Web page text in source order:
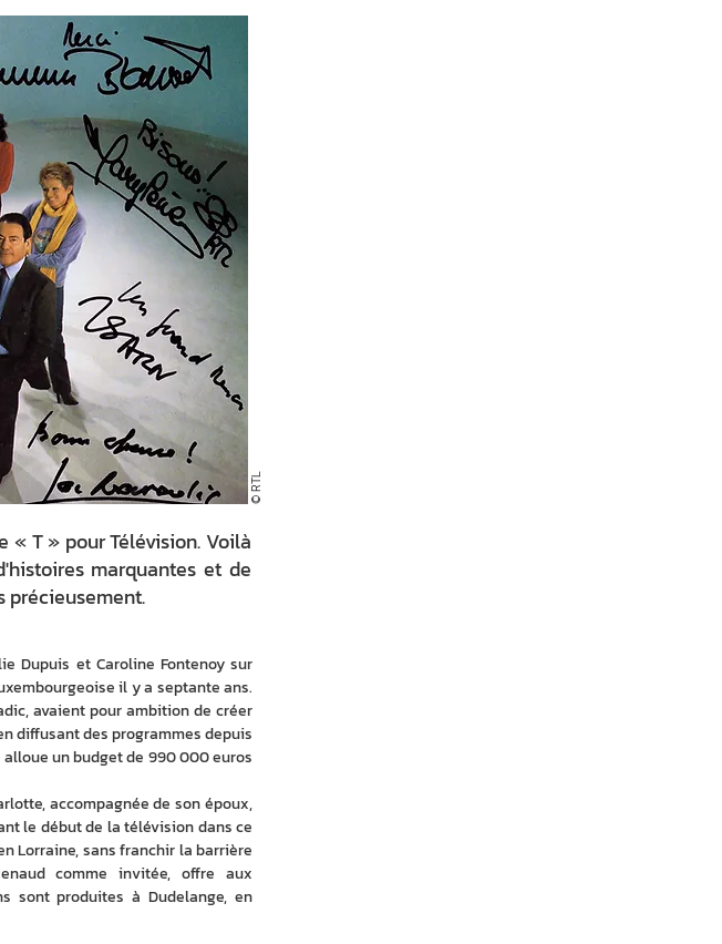
© RTL
« T » pour Télévision. Voilà
marquantes et de
précieusement.
Dupuis et Caroline Fontenoy sur
il y a septante ans.
avaient pour ambition de créer
diffusant des programmes depuis
un budget de 990 000 euros
accompagnée de son époux,
le début de la télévision dans ce
Lorraine, sans franchir la barrière
comme invitée, offre aux
sont produites à Dudelange, en